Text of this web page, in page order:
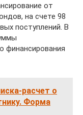
от
на счете 98
поступлений. В
финансирования
расчет о
Форма